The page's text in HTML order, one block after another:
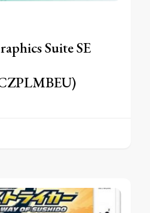
Suite SE